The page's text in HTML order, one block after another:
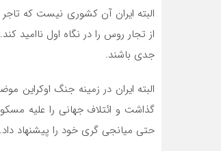
البته ایران آن کشوری نیست که
از تجار روس را در نگاه اول ناامید
جدی باشند.
البته ایران در زمینه جنگ
گذاشت و ائتلاف جهانی را علیه
حتی میانجی گری خود را پیشنهاد داد.